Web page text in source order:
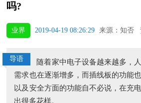
吗?
业界 2019-04-19 08:26:29 来源：知否
导语
随着家中电子设备越来越多，
需求也在逐渐增多，而插线板的功能
以及安全方面的功能自不必说，在充
出很多花样。